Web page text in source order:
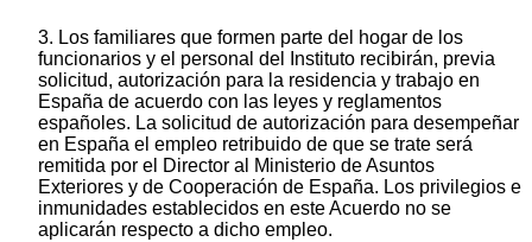
3. Los familiares que formen parte del hogar de los
funcionarios y el personal del Instituto recibirán, previa
solicitud, autorización para la residencia y trabajo en
España de acuerdo con las leyes y reglamentos
españoles. La solicitud de autorización para desempeñar
en España el empleo retribuido de que se trate será
remitida por el Director al Ministerio de Asuntos
Exteriores y de Cooperación de España. Los privilegios e
inmunidades establecidos en este Acuerdo no se
aplicarán respecto a dicho empleo.